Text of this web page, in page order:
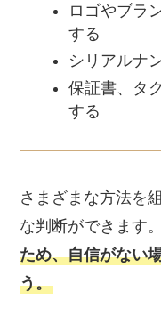
ロゴやブラ
する
シリアルナ
保証書、タ
する
さまざまな方法を
な判断ができます
ため、自信がない
う。